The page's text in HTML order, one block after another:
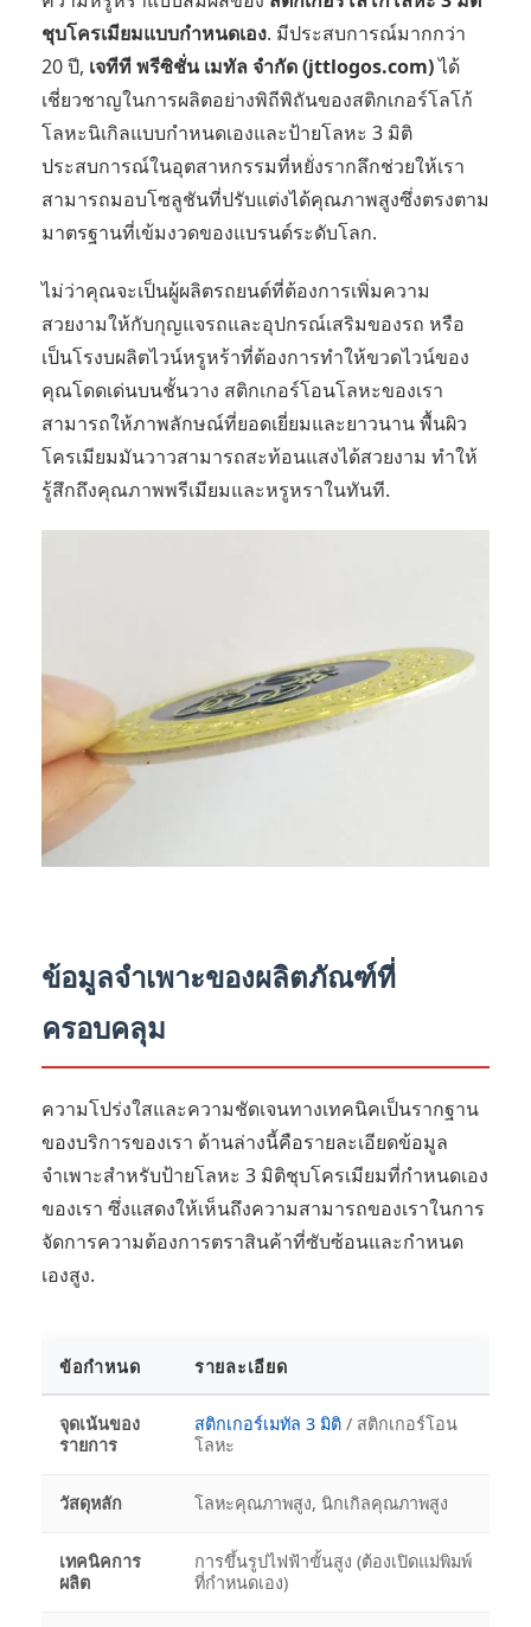
ชุบโครเมียมแบบกำหนดเอง. มีประสบการณ์มากกว่า
20 ปี, เจทีที พรีซิชั่น เมทัล จำกัด (jttlogos.com)ได้
เชี่ยวชาญในการผลิตอย่างพิถีพิถันของสติกเกอร์โลโก้
โลหะนิเกิลแบบกำหนดเองและป้ายโลหะ 3 มิติ
ประสบการณ์ในอุตสาหกรรมที่หยั่งรากลึกช่วยให้เรา
สามารถมอบโซลูชันที่ปรับแต่งได้คุณภาพสูงซึ่งตรงตาม
มาตรฐานที่เข้มงวดของแบรนด์ระดับโลก.
ไม่ว่าคุณจะเป็นผู้ผลิตรถยนต์ที่ต้องการเพิ่มความ
สวยงามให้กับกุญแจรถและอุปกรณ์เสริมของรถ หรือ
เป็นโรงบผลิตไวน์หรูหร้าที่ต้องการทำให้ขวดไวน์ของ
คุณโดดเด่นบนชั้นวาง สติกเกอร์โอนโลหะของเรา
สามารถให้ภาพลักษณ์ที่ยอดเยี่ยมและยาวนาน พื้นผิว
โครเมียมมันวาวสามารถสะท้อนแสงได้สวยงาม ทำให้
รู้สึกถึงคุณภาพพรีเมียมและหรูหราในทันที.
ข้อมูลจำเพาะของผลิตภัณฑ์ที่
ครอบคลุม
ความโปร่งใสและความชัดเจนทางเทคนิคเป็นรากฐาน
ของบริการของเรา ด้านล่างนี้คือรายละเอียดข้อมูล
จำเพาะสำหรับป้ายโลหะ 3 มิติชุบโครเมียมที่กำหนดเอง
ของเรา ซึ่งแสดงให้เห็นถึงความสามารถของเราในการ
จัดการความต้องการตราสินค้าที่ซับซ้อนและกำหนด
เองสูง.
ข้อกำหนด รายละเอียด
จุดเน้นของ
รายการ
สติกเกอร์เมทัล 3 มิติ / สติกเกอร์โอน
โลหะ
วัสดุหลัก โลหะคุณภาพสูง, นิกเกิลคุณภาพสูง
เทคนิคการ
ผลิต
การขึ้นรูปไฟฟ้าขั้นสูง (ต้องเปิดแม่พิมพ์
ที่กำหนดเอง)